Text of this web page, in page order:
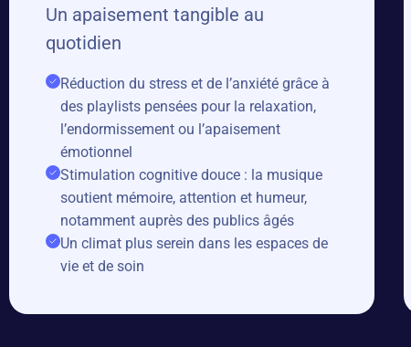
Un apaisement tangible au
quotidien
Réduction du stress et de l’anxiété grâce à
des playlists pensées pour la relaxation,
l’endormissement ou l’apaisement
émotionnel
Stimulation cognitive douce : la musique
soutient mémoire, attention et humeur,
notamment auprès des publics âgés
Un climat plus serein dans les espaces de
vie et de soin